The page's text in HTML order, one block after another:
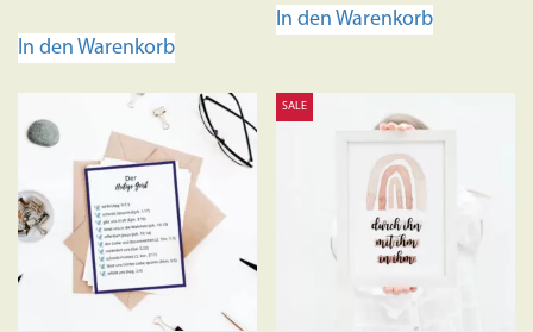
In den Warenkorb
In den Warenkorb
SALE